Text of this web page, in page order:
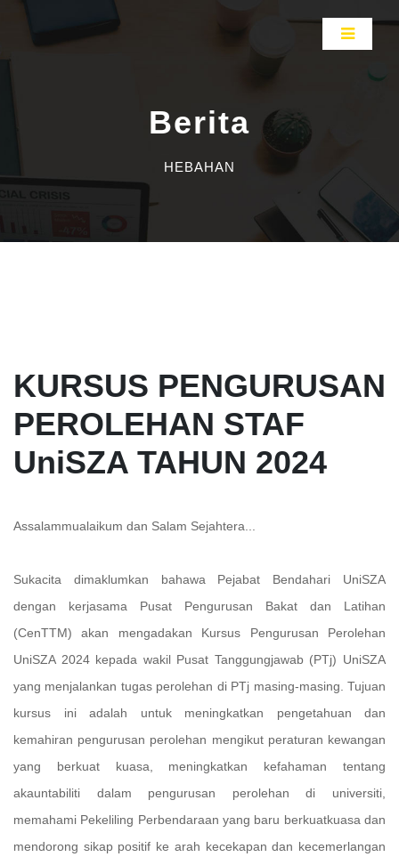
Berita
HEBAHAN
KURSUS PENGURUSAN
PEROLEHAN STAF
UniSZA TAHUN 2024
Assalammualaikum dan Salam Sejahtera...
Sukacita dimaklumkan bahawa Pejabat Bendahari UniSZA
dengan kerjasama Pusat Pengurusan Bakat dan Latihan
(CenTTM) akan mengadakan Kursus Pengurusan Perolehan
UniSZA 2024 kepada wakil Pusat Tanggungjawab (PTj) UniSZA
yang menjalankan tugas perolehan di PTj masing-masing. Tujuan
kursus ini adalah untuk meningkatkan pengetahuan dan
kemahiran pengurusan perolehan mengikut peraturan kewangan
yang berkuat kuasa, meningkatkan kefahaman tentang
akauntabiliti dalam pengurusan perolehan di universiti,
memahami Pekeliling Perbendaraan yang baru berkuatkuasa dan
mendorong sikap positif ke arah kecekapan dan kecemerlangan